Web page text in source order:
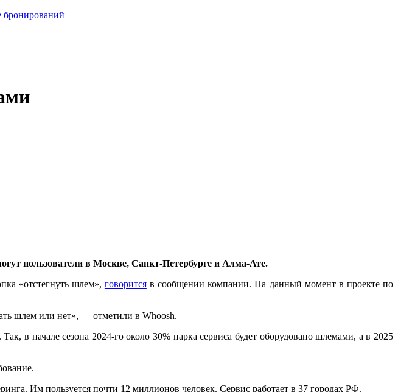
пользователи в Москве, Санкт-Петербурге и Алма-Ате.
«отстегнуть шлем», говоритсяв сообщении компании. На данный момент в проекте по
шлем или нет», — отметили в Whoosh.
в начале сезона 2024-го около 30% парка сервиса будет оборудовано шлемами, а в 2025
Им пользуется почти 12 миллионов человек. Сервис работает в 37 городах РФ.